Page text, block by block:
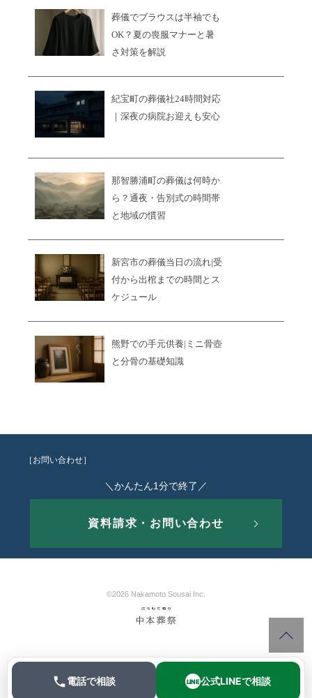
葬儀でブラウスは半袖でも
OK？夏の喪服マナーと暑
さ対策を解説
紀宝町の葬儀社24時間対応
｜深夜の病院お迎えも安心
那智勝浦町の葬儀は何時か
ら？通夜・告別式の時間帯
と地域の慣習
新宮市の葬儀当日の流れ|受
付から出棺までの時間とス
ケジュール
熊野での手元供養|ミニ骨壺
と分骨の基礎知識
［お問い合わせ］
＼かんたん1分で終了／
資料請求・お問い合わせ
©2026 Nakamoto Sousai Inc.
電話で相談 LINE公式LINEで相談